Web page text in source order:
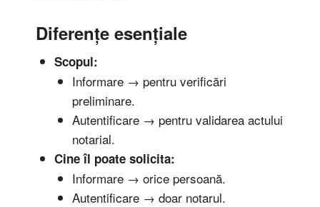
Diferențe esențiale
Scopul:
Informare → pentru verificări
preliminare.
Autentificare → pentru validarea actului
notarial.
Cine îl poate solicita:
Informare → orice persoană.
Autentificare → doar notarul.